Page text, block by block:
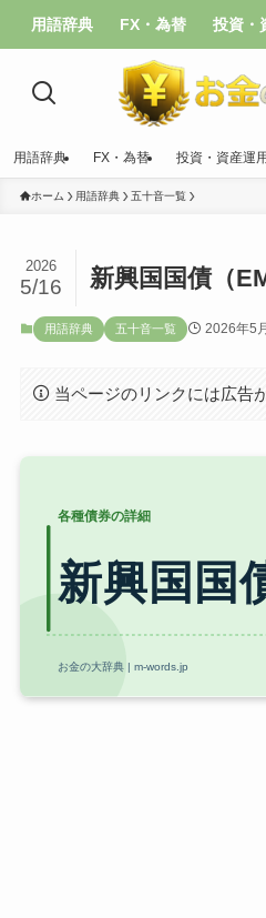
用語辞典 FX・為替 投資・
用語辞典 FX・為替 投資・資産運
ホーム 用語辞典 五十音一覧
新興国国債（
2026
5/16
用語辞典 五十音一覧 2026年5
当ページのリンクには広告